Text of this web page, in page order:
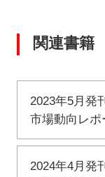
関連書籍
2023年5月発
市場動向レポ
2024年4月発